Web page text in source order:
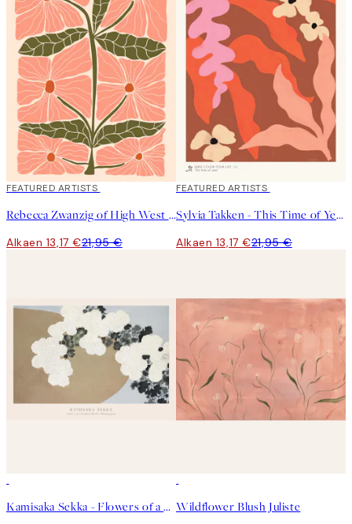
40%*
FEATURED ARTISTS
Rebecca Zwanzig of High West Wild - Franny Juliste
Alkaen 13,17 €21,95 €
40%*
FEATURED ARTISTS
Sylvia Takken - This Time of Year Juliste
Alkaen 13,17 €21,95 €
Kamisaka Sekka - Flowers of a Hundred Worlds (Momoyogusa) Juliste Wildflower Blush Juliste